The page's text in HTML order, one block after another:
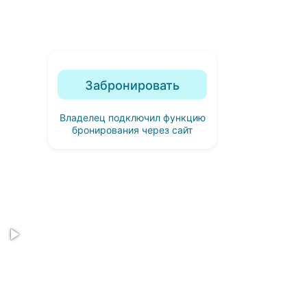
Забронировать
Владелец подключил функцию
бронирования через сайт